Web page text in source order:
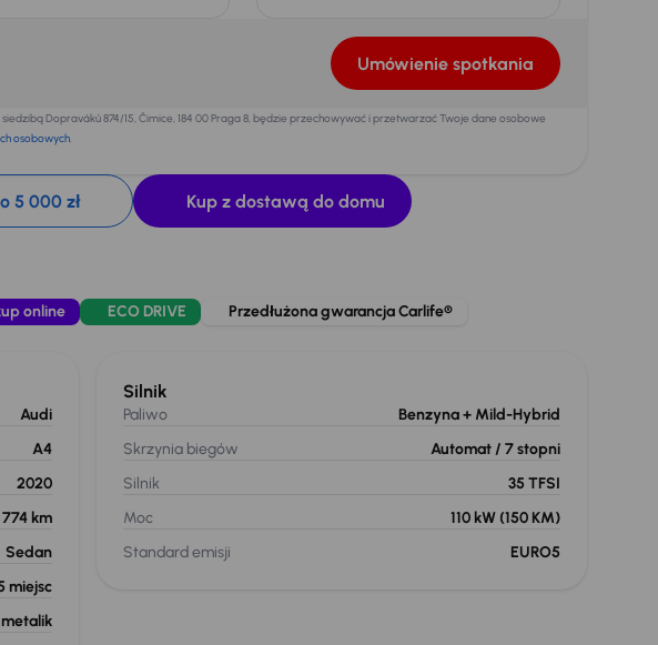
Umówienie spotkania
Dopraváků 874/15, Čimice, 184 00 Praga 8, będzie przechowywać i przetwarzać Twoje dane osobowe
osobowych.
5 000 zł Kup z dostawą do domu
online ECO DRIVE Przedłużona gwarancja Carlife®
Audi
A4
2020
774 km
Sedan
miejsc
Silnik
Paliwo Benzyna+ Mild-Hybrid
Skrzynia biegów
Automat / 7 stopni
Silnik
35 TFSI
Moc
110 kW (150 KM)
Standard emisji
EURO5